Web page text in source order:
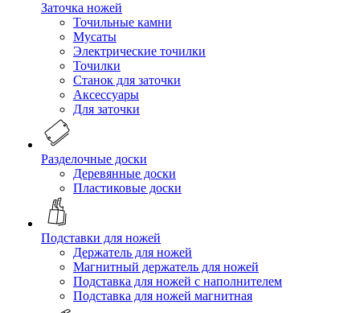
Заточка ножей
Точильные камни
Мусаты
Электрические точилки
Точилки
Станок для заточки
Аксессуары
Для заточки
Разделочные доски
Деревянные доски
Пластиковые доски
Подставки для ножей
Держатель для ножей
Магнитный держатель для ножей
Подставка для ножей с наполнителем
Подставка для ножей магнитная